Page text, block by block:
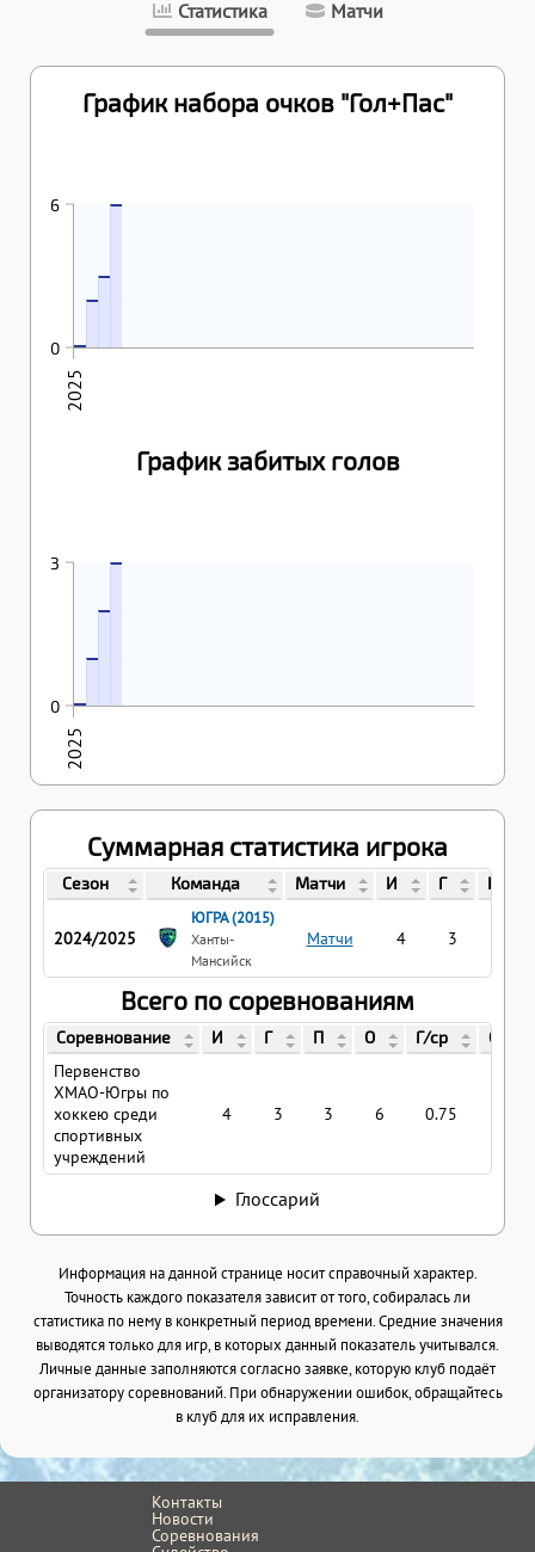
Статистика Матчи
График набора очков "Гол+Пас"
0
6
2025
22.04.2025
График забитых голов
0
3
2025
22.04.2025
23.04.2025
25.04.2025
Суммарная статистика игрока
Сезон Команда Матчи И Г П
2024/2025
ЮГРА (2015)
Ханты-
Мансийск
Матчи 4 3
Всего по соревнованиям
Соревнование И Г П О Г/ср О/ср
Первенство
ХМАО-Югры по
хоккею среди
спортивных
учреждений
4 3 3 6 0.75
Глоссарий
Информация на данной странице носит справочный характер.
Точность каждого показателя зависит от того, собиралась ли
статистика по нему в конкретный период времени. Средние значения
выводятся только для игр, в которых данный показатель учитывался.
Личные данные заполняются согласно заявке, которую клуб подаёт
организатору соревнований. При обнаружении ошибок, обращайтесь
в клуб для их исправления.
Контакты
Новости
Соревнования